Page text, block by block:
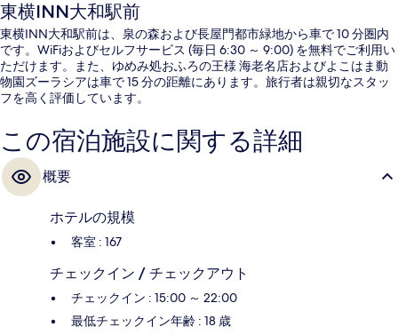
東横INN大和駅前
東横INN大和駅前は、泉の森および長屋門都市緑地から車で 10 分圏内
です。WiFiおよびセルフサービス (毎日 6:30 ～ 9:00) を無料でご利用い
ただけます。また、ゆめみ処おふろの王様 海老名店およびよこはま動
物園ズーラシアは車で 15 分の距離にあります。旅行者は親切なスタッ
フを高く評価しています。
この宿泊施設に関する詳細
概要
ホテルの規模
客室 : 167
チェックイン / チェックアウト
チェックイン : 15:00 ～ 22:00
最低チェックイン年齢 : 18 歳